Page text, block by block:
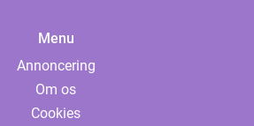
Menu
Annoncering
Om os
Cookies